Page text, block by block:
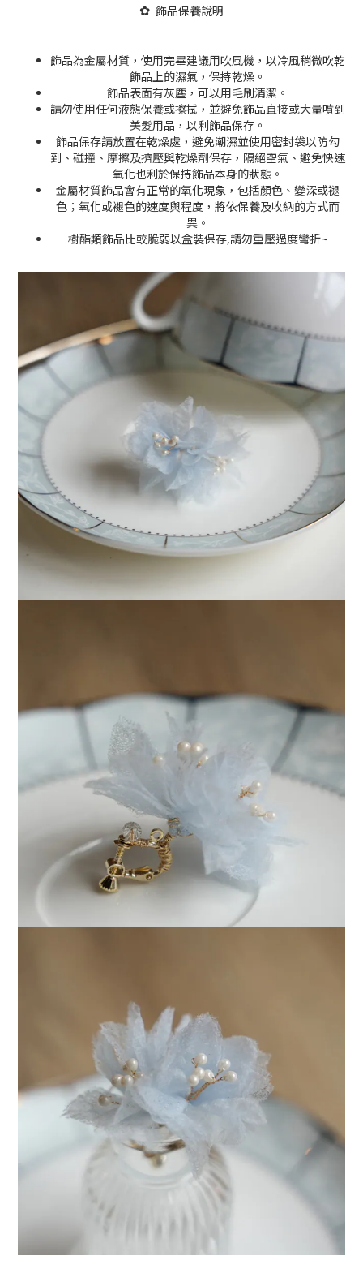
✿ 飾品保養說明
飾品為金屬材質，使用完畢建議用吹風機，以冷風稍微吹乾
飾品上的濕氣，保持乾燥。
飾品表面有灰塵，可以用毛刷清潔。
請勿使用任何液態保養或擦拭，並避免飾品直接或大量噴到
美髮用品，以利飾品保存 。
飾品保存請放置在乾燥處，避免潮濕並使用密封袋以防勾
到、碰撞、摩擦及擠壓與乾燥劑保存，隔絕空氣、避免快速
氧化也利於保持飾品本身的狀態。
金屬材質飾品會有正常的氧化現象，包括顏色、變深或褪
色；氧化或褪色的速度與程度，將依保養及收納的方式而
異。
樹酯類飾品比較脆弱以盒裝保存,請勿重壓過度彎折~